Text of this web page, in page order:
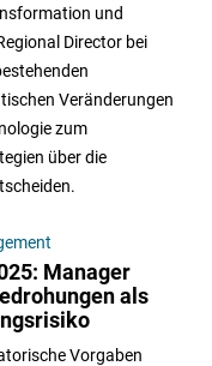
und
Director bei
Veränderungen
zum
über die
Manager
als
Vorgaben